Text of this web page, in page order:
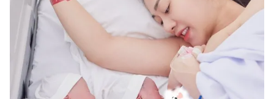
Video Shorts video
VTV Money VTV Thể thao